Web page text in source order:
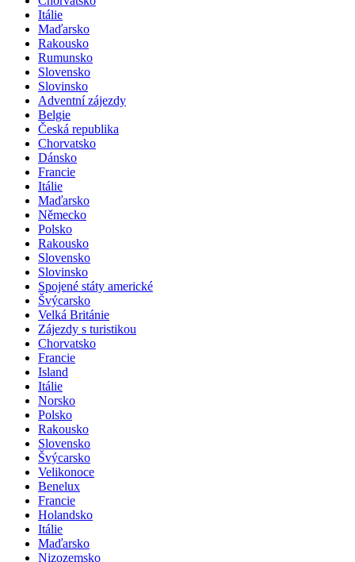
Itálie
Maďarsko
Rakousko
Rumunsko
Slovensko
Slovinsko
Adventní zájezdy
Belgie
Česká republika
Chorvatsko
Dánsko
Francie
Itálie
Maďarsko
Německo
Polsko
Rakousko
Slovensko
Slovinsko
Spojené státy americké
Švýcarsko
Velká Británie
Zájezdy s turistikou
Chorvatsko
Francie
Island
Itálie
Norsko
Polsko
Rakousko
Slovensko
Švýcarsko
Velikonoce
Benelux
Francie
Holandsko
Itálie
Maďarsko
Nizozemsko